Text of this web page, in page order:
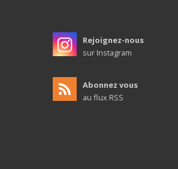
Rejoignez-nous
sur Instagram
Abonnez vous
au flux RSS